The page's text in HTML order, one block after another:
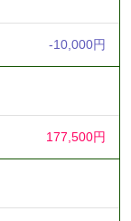
-10,000円
177,500円